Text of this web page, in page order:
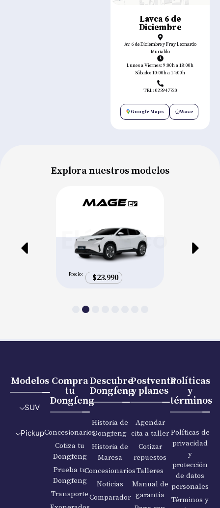
Lavca 6 de
Diciembre
Av. 6 de Diciembre y Fray Leonardo
Murialdo
Lunes a Viernes: 9:00h a 18:00h
Sábado: 10:00h a 14:00h
TEL: 023947720
Google Maps Waze
Explora nuestros modelos
Eléctrico
Precio: $23.990
Modelos
SUV
Pickup
Compra
tu
Dongfeng
Concesionarios
Cotiza tu
Dongfeng
Prueba tu
Dongfeng
Transporte
Descubre
Dongfeng
Historia de
Dongfeng
Historia de
Maresa
Concesionarios
Noticias
Comparador
Postventa
y planes
Agendar
cita a taller
Cotizar
repuestos
Talleres
Manual de
garantía
Políticas
y
términos
Políticas de
privacidad
y
protección
de datos
personales
Términos y